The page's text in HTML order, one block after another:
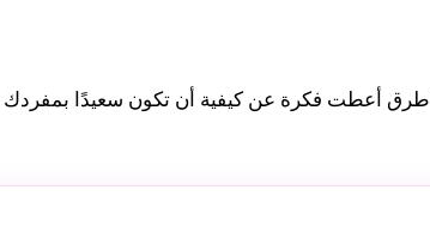
الأمل ، هذه أفضل 7 طرق أعطت فكرة عن كيفية أن تكونلقد غير